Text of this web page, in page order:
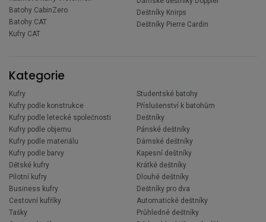
Batohy CabinZero
Batohy CAT
Kufry CAT
Deštníky Knirps
Deštníky Pierre Cardin
Kategorie
Kufry
Kufry podle konstrukce
Kufry podle letecké společnosti
Kufry podle objemu
Kufry podle materiálu
Kufry podle barvy
Dětské kufry
Pilotní kufry
Business kufry
Cestovní kufříky
Tašky
Studentské batohy
Příslušenství k batohům
Deštníky
Pánské deštníky
Dámské deštníky
Kapesní deštníky
Krátké deštníky
Dlouhé deštníky
Deštníky pro dva
Automatické deštníky
Průhledné deštníky